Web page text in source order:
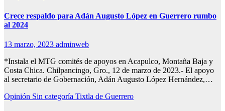
Crece respaldo para Adán Augusto López en Guerrero rumbo
al 2024
13 marzo, 2023 adminweb
*Instala el MTG comités de apoyos en Acapulco, Montaña Baja y
Costa Chica. Chilpancingo, Gro., 12 de marzo de 2023.- El apoyo
al secretario de Gobernación, Adán Augusto López Hernández,…
Opinión Sin categoría Tixtla de Guerrero